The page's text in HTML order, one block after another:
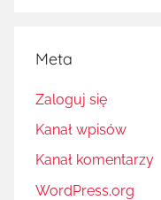
Meta
Zaloguj się
Kanał wpisów
Kanał komentarzy
WordPress.org